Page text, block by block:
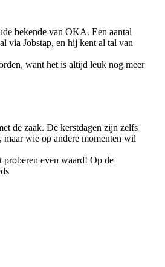
bekende van OKA. Een aantal
via Jobstap, en hij kent al tal van
want het is altijd leuk nog meer
de zaak. De kerstdagen zijn zelfs
wie op andere momenten wil
proberen even waard! Op de